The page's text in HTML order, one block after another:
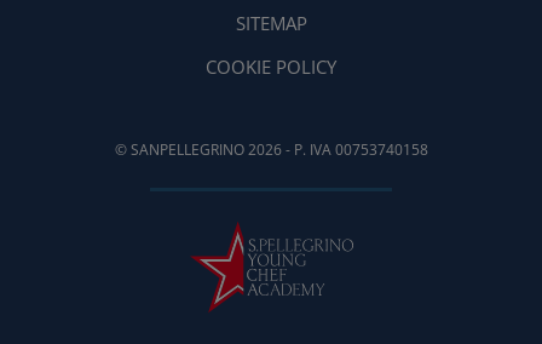
SITEMAP
COOKIE POLICY
© SANPELLEGRINO 2026 - P. IVA 00753740158